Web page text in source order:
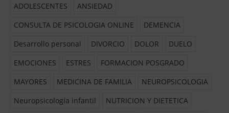
ADOLESCENTES
ANSIEDAD
CONSULTA DE PSICOLOGIA ONLINE
DEMENCIA
Desarrollo personal
DIVORCIO DOLOR
DUELO
EMOCIONES
ESTRES
FORMACION POSGRADO
MAYORES
MEDICINA DE FAMILIA
NEUROPSICOLOGIA
Neuropsicología infantil
NUTRICION Y DIETETICA